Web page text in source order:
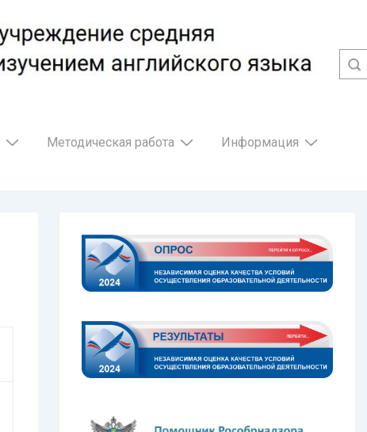
Методическая работа Информация